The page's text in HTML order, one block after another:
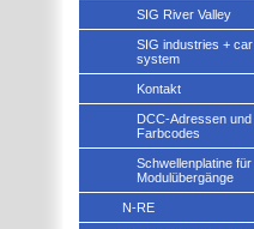
SIG River Valley
SIG industries + car
system
Kontakt
DCC-Adressen und
Farbcodes
Schwellenplatine für
Modulübergänge
N-RE